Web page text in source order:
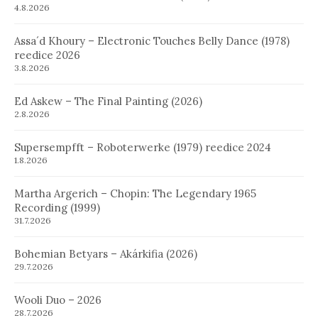
4.8.2026
Assa´d Khoury – Electronic Touches Belly Dance (1978)
reedice 2026
3.8.2026
Ed Askew – The Final Painting (2026)
2.8.2026
Supersempfft – Roboterwerke (1979) reedice 2024
1.8.2026
Martha Argerich – Chopin: The Legendary 1965
Recording (1999)
31.7.2026
Bohemian Betyars – Akárkifia (2026)
29.7.2026
Wooli Duo – 2026
28.7.2026